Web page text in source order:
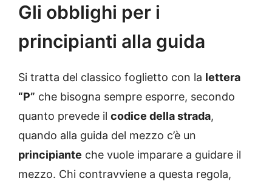
Gli obblighi per i
principianti alla guida
Si tratta del classico foglietto con la lettera
“P” che bisogna sempre esporre, secondo
quanto prevede il codice della strada,
quando alla guida del mezzo c’è un
principiante che vuole imparare a guidare il
mezzo. Chi contravviene a questa regola,